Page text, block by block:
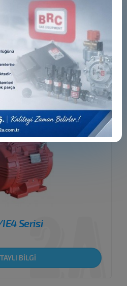
TAHLİYE
Ürünleri
Serisi
BİLGİ